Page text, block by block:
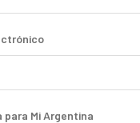
Mi Argentina